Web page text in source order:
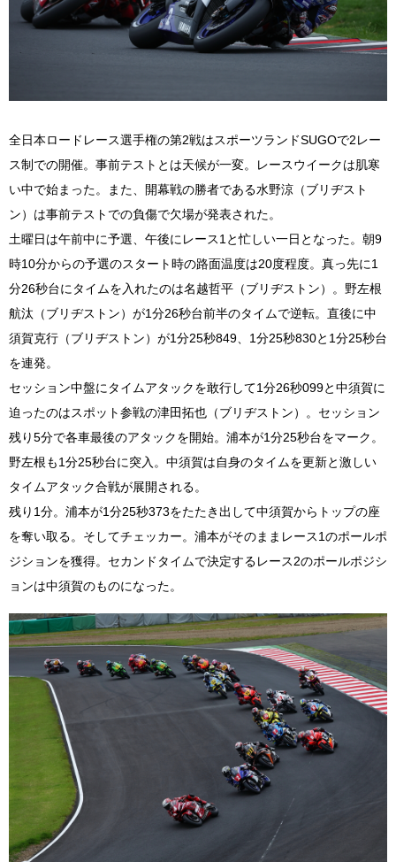
全日本ロードレース選手権の第2戦はスポーツランドSUGOで2レー
ス制での開催。事前テストとは天候が一変。レースウイークは肌寒
い中で始まった。また、開幕戦の勝者である水野涼（ブリヂスト
ン）は事前テストでの負傷で欠場が発表された。
土曜日は午前中に予選、午後にレース1と忙しい一日となった。朝9
時10分からの予選のスタート時の路面温度は20度程度。真っ先に1
分26秒台にタイムを入れたのは名越哲平（ブリヂストン）。野左根
航汰（ブリヂストン）が1分26秒台前半のタイムで逆転。直後に中
須賀克行（ブリヂストン）が1分25秒849、1分25秒830と1分25秒台
を連発。
セッション中盤にタイムアタックを敢行して1分26秒099と中須賀に
迫ったのはスポット参戦の津田拓也（ブリヂストン）。セッション
残り5分で各車最後のアタックを開始。浦本が1分25秒台をマーク。
野左根も1分25秒台に突入。中須賀は自身のタイムを更新と激しい
タイムアタック合戦が展開される。
残り1分。浦本が1分25秒373をたたき出して中須賀からトップの座
を奪い取る。そしてチェッカー。浦本がそのままレース1のポールポ
ジションを獲得。セカンドタイムで決定するレース2のポールポジシ
ョンは中須賀のものになった。